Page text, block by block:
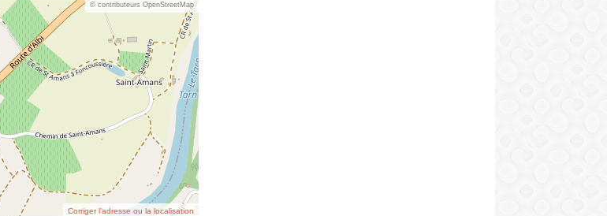
© contributeurs OpenStreetMap
Corriger l’adresse ou la localisation